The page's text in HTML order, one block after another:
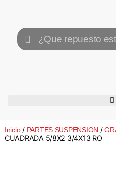
Inicio/ PARTES SUSPENSION /
CUADRADA 5/8X2 3/4X13 RO